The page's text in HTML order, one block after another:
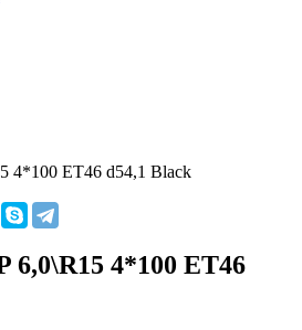
4*100 ET46 d54,1 Black
6,0\R15 4*100 ET46